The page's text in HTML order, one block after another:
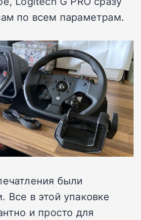
по всем параметрам.
были
Все в этой упаковке
и просто для